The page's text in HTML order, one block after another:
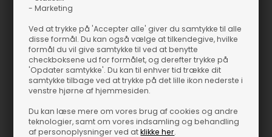
- Marketing
Ved at trykke på 'Accepter alle' giver du samtykke til alle
disse formål. Du kan også vælge at tilkendegive, hvilke
formål du vil give samtykke til ved at benytte
checkboksene ud for formålet, og derefter trykke på
'Opdater samtykke'. Du kan til enhver tid trække dit
samtykke tilbage ved at trykke på det lille ikon nederste i
venstre hjørne af hjemmesiden.
Du kan læse mere om vores brug af cookies og andre
teknologier, samt om vores indsamling og behandling
af personoplysninger ved atklikke her.
Fås i flere størrelser
NAME IT
79,95 DKK
Fås i flere størrelser
NAME IT
79,95 DKK